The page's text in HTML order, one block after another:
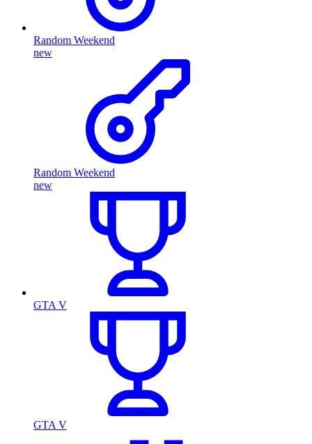
Random Weekend
new
Random Weekend
new
GTA V
GTA V